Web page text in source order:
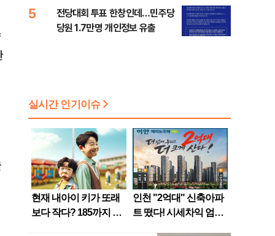
5
전당대회 투표 한창인데…민주당
당원 1.7만명 개인정보 유출